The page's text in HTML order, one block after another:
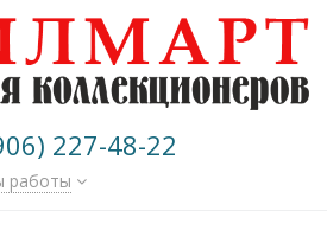
227-48-22
работы